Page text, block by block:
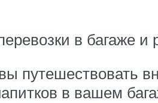
в багаже и
путешествовать
в вашем